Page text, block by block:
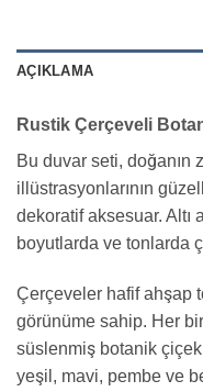
AÇIKLAMA
Rustik Çerçeveli
Bu duvar seti, doğanın
illüstrasyonlarının
dekoratif aksesuar. Altı
boyutlarda ve tonlarda
Çerçeveler hafif ahşap
görünüme sahip. Her
süslenmiş botanik
yeşil, mavi, pembe ve